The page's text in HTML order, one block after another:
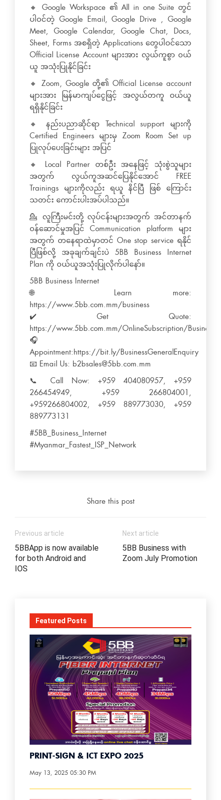
🔸 Google Workspace ၏ All in one Suite တွင်
ပါဝင်တဲ့ Google Email, Google Drive , Google
Meet, Google Calendar, Google Chat, Docs,
Sheet, Forms အစရှိတဲ့ Applications တွေပါဝင်သော
Official License Account များအား လွယ်ကူစွာ ၀ယ်
ယူ အသုံးပြုနိုင်ခြင်း
🔸 Zoom, Google တို့၏ Official License account
များအား မြန်မာကျပ်ငွေဖြင့် အလွယ်တကူ ဝယ်ယူ
ရရှိနိုင်ခြင်း
🔸 နည်းပညာဆိုင်ရာ Technical support များကို
Certified Engineers များမှ Zoom Room Set up
ပြုလုပ်ပေးခြင်းများ အပြင်
🔸 Local Partner တစ်ဦး အနေဖြင့် သုံးစွဲသူများ
အတွက် လွယ်ကူအဆင်ပြေနိုင်အောင် FREE
Trainings များကိုလည်း ရယူ နိင်ပြီ ဖြစ် ကြောင်း
သတင်း ကောင်းပါးအပ်ပါသည်။
💁 လူကြီးမင်းတို့ လုပ်ငန်းများအတွက် အင်တာနက်
၀န်ဆောင်မှုအပြင် Communication platform များ
အတွက် တနေရာထဲမှာတင် One stop service ရနိုင်
ပြီဖြစ်လို့ အခုချက်ချင်းပဲ 5BB Business Internet
Plan ကို ၀ယ်ယူအသုံးပြုလိုက်ပါနော်။
5BB Business Internet
🌐 Learn more:
https://www.5bb.com.mm/business
✔️ Get Quote:
https://www.5bb.com.mm/OnlineSubscription/Business
🎧
Appointment:https://bit.ly/BusinessGeneralEnquiry
📧 Email Us: b2bsales@5bb.com.mm
📞 Call Now: +959 404080957, +959
266454949, +959 266804001,
+959266804002, +959 889773030, +959
889773131
#5BB_Business_Internet
#Myanmar_Fastest_ISP_Network
Share this post
Previous article
5BBApp is now available
for both Android and
IOS
Next article
5BB Business with
Zoom July Promotion
Featured Posts
PRINT-SIGN & ICT EXPO 2025
May 13, 2025 05:30 PM